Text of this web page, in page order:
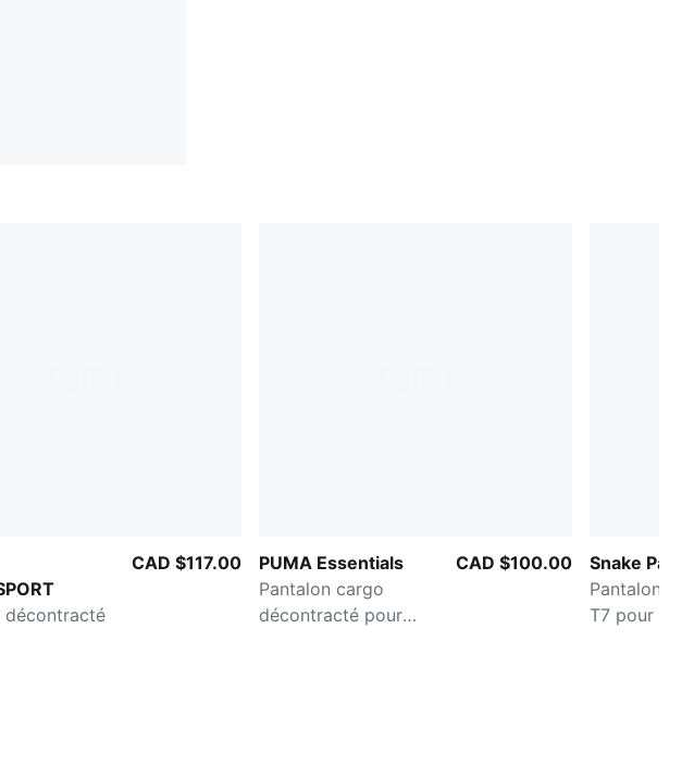
décontracté
CAD $117.00
PUMA Essentials
Pantalon cargo
décontracté pour
CAD $100.00
Snake Pack
Pantalon
T7 pour